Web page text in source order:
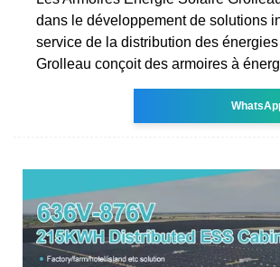
dans le développement de solutions
service de la distribution des énergies
Grolleau conçoit des armoires à